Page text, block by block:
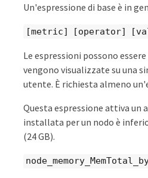
Un'espressione di base è in
[metric] [operator]
Le espressioni possono
vengono visualizzate su una
utente. È richiesta almeno
Questa espressione attiva un
installata per un nodo è
(24 GB).